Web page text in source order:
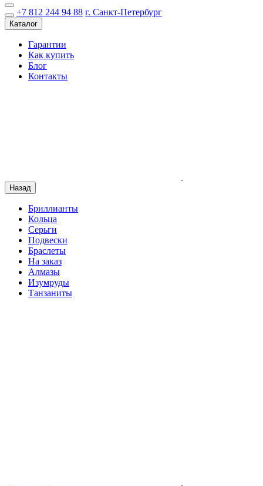
+7 812 244 94 88 г. Санкт-Петербург
Каталог
Гарантии
Как купить
Блог
Контакты
Назад
Бриллианты
Кольца
Серьги
Подвески
Браслеты
На заказ
Алмазы
Изумруды
Танзаниты